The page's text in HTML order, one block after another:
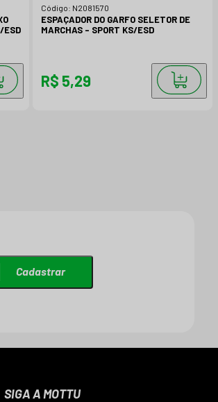
ESD
Código: N2081570
ESPAÇADOR DO GARFO SELETOR DE
MARCHAS - SPORT KS/ESD
R$ 5,29
Cadastrar
SIGA A MOTTU